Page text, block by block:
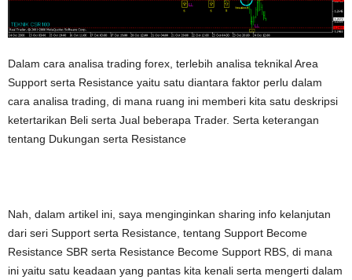
Dalam cara analisa trading forex, terlebih analisa teknikal Area
Support serta Resistance yaitu satu diantara faktor perlu dalam
cara analisa trading, di mana ruang ini memberi kita satu deskripsi
ketertarikan Beli serta Jual beberapa Trader. Serta keterangan
tentang Dukungan serta Resistance
Nah, dalam artikel ini, saya menginginkan sharing info kelanjutan
dari seri Support serta Resistance, tentang Support Become
Resistance SBR serta Resistance Become Support RBS, di mana
ini yaitu satu keadaan yang pantas kita kenali serta mengerti dalam